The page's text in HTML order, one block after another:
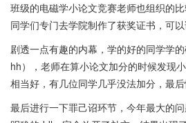
班级的电磁学小论文竞赛老师也组织的
同学们专门去学院制作了获奖证书，可以
剧透一点有趣的内幕，学的好的同学学
hh），老师在算小论文加分的时候发现
相当好，有几位同学几乎没法加分，最
最后进行一下罪己诏环节，今年最大的